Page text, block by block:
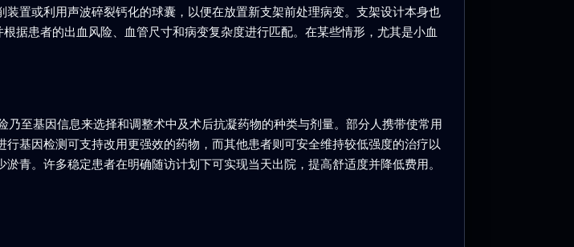
置或利用声波碎裂钙化的球囊，以便在放置新支架前处理病变。支架设计本身也
患者的出血风险、血管尺寸和病变复杂度进行匹配。在某些情形，尤其是小血
至基因信息来选择和调整术中及术后抗凝药物的种类与剂量。部分人携带使常用
基因检测可支持改用更强效的药物，而其他患者则可安全维持较低强度的治疗以
青。许多稳定患者在明确随访计划下可实现当天出院，提高舒适度并降低费用。